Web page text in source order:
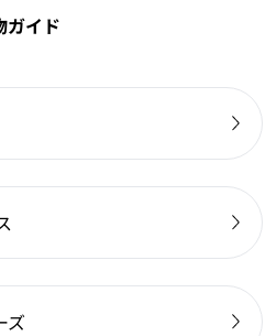
ガイド
ズ